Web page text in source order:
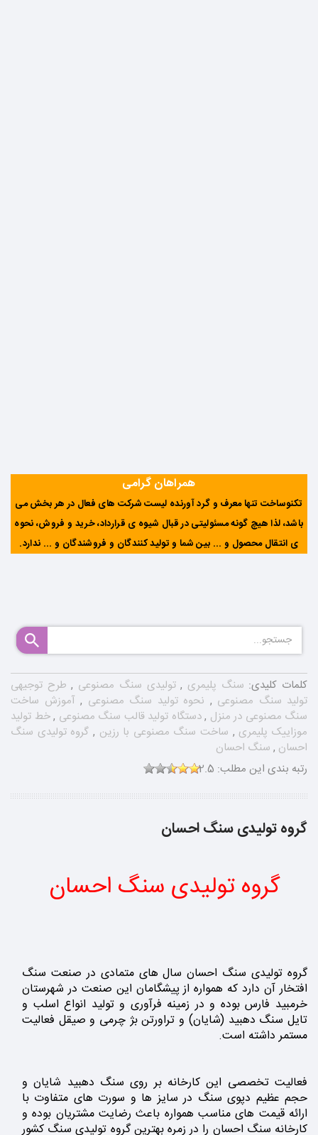
همراهان گرامی
تکنوساخت تنها معرف و گرد آورنده لیست شرکت های فعال در هر بخش می
باشد، لذا هیچ گونه مسئولیتی در قبال شیوه ی قرارداد، خرید و فروش، نحوه
ی انتقال محصول و ... بین شما و تولید کنندگان و فروشندگان و ... ندارد.
کلمات کلیدی: سنگ پلیمری ,تولیدی سنگ مصنوعی , طرح توجیهی
تولید سنگ مصنوعی , نحوه تولید سنگ مصنوعی , آموزش ساخت
سنگ مصنوعی در منزل ,دستگاه تولید قالب سنگ مصنوعی ,خط تولید
موزاییک پلیمری , ساخت سنگ مصنوعی با رزین , گروه تولیدی سنگ
احسان , سنگ احسان
رتبه بندی این مطلب: 2.5
گروه تولیدی سنگ احسان
گروه تولیدی سنگ احسان
گروه تولیدی سنگ احسان سال های متمادی در صنعت سنگ
افتخار آن دارد که همواره از پیشگامان این صنعت در شهرستان
خرمبید فارس بوده و در زمینه فرآوری و تولید انواع اسلب و
تایل سنگ دهبید (شایان) و تراورتن بژ چرمی و صیقل فعالیت
مستمر داشته است.
فعالیت تخصصی این کارخانه بر روی سنگ دهبید شایان و
حجم عظیم دپوی سنگ در سایز ها و سورت های متفاوت با
ارائه قیمت های مناسب همواره باعث رضایت مشتریان بوده و
کارخانه سنگ احسان را در زمره بهترین گروه تولیدی سنگ کشور